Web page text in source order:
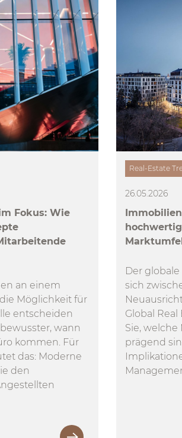
Fokus: Wie
an einem
Möglichkeit für
entscheiden
wann
kommen. Für
das: Moderne
den
Real-Estate
26.05.2026
Der
sich
Global Real
Sie, welche
prägend